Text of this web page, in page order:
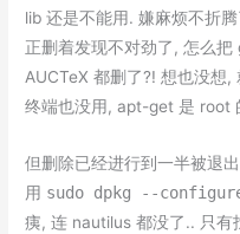
体
乱
码
字
乱
lib 还是不能用. 嫌麻烦不折
正删着发现不对劲了, 怎么
AUCTeX 都删了?! 想也没想
终端也没用, apt-get 是 root
但删除已经进行到一半被退
用 sudo dpkg --
痍, 连 nautilus 都没了.. 只有